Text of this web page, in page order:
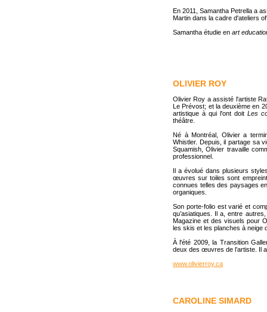
En 2011, Samantha Petrella a
Martin dans la cadre d'ateliers
Samantha étudie en art
OLIVIER ROY
Olivier Roy a assisté l'artiste
Le Prévost; et la deuxième en
artistique à qui l'ont doit Les
théâtre.
Né à Montréal, Olivier a
Whistler. Depuis, il partage sa
Squamish, Olivier travaille
professionnel.
Il a évolué dans plusieurs
œuvres sur toiles sont
connues telles des paysages
organiques.
Son porte-folio est varié et
qu’asiatiques. Il a, entre
Magazine et des visuels pour
les skis et les planches à neige
À l'été 2009, la Transition
deux des œuvres de l’artiste. Il
www.olivierroy.ca
CAROLINE SIMARD